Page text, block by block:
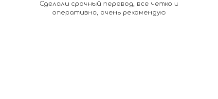
Сделали срочный перевод, все четко и
оперативно, очень рекомендую